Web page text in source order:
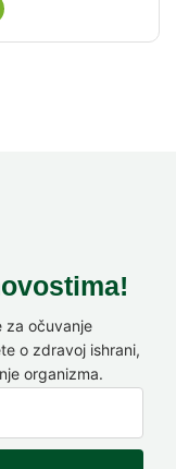
za očuvanje
o zdravoj ishrani,
organizma.